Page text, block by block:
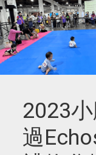
2023
過